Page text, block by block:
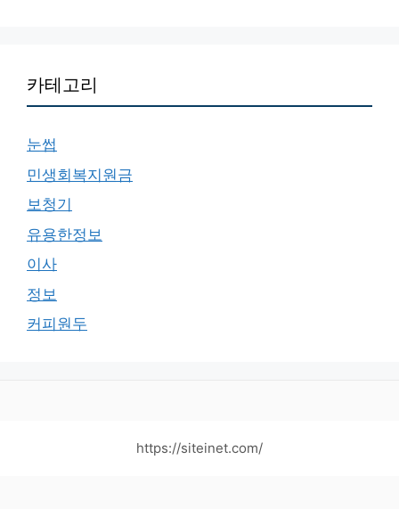
카테고리
눈썹
민생회복지원금
보청기
유용한정보
이사
정보
커피원두
https://siteinet.com/